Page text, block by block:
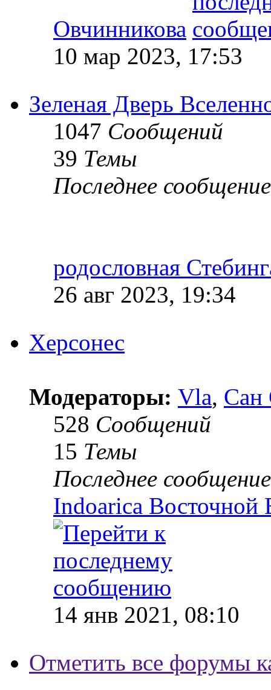
Овчинникова
10 мар 2023, 17:53
Зеленая Дверь
1047 Сообщений
39 Темы
Последнее сообщение
родословная
26 авг 2023, 19:34
Херсонес
Модераторы: Vla, Сан
528 Сообщений
15 Темы
Последнее сообщение
Indoarica Восточной
14 янв 2021, 08:10
Отметить все форумы